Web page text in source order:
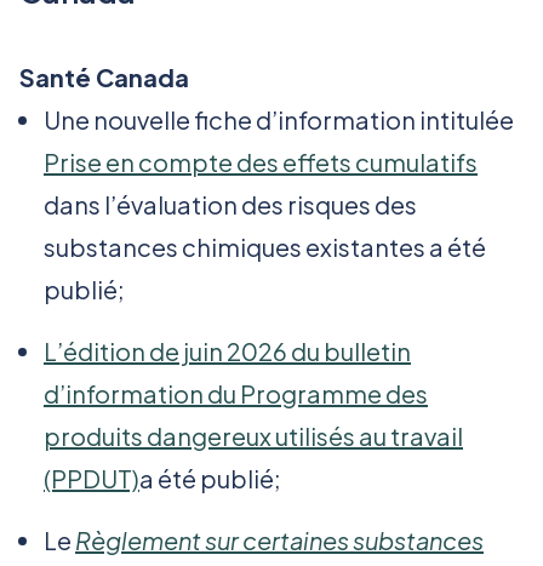
Santé Canada
Une nouvelle fiche d’information intitulée
Prise en compte des effets cumulatifs
dans l’évaluation des risques des
substances chimiques existantes a été
publié;
L’édition de juin 2026 du bulletin
d’information du Programme des
produits dangereux utilisés au travail
(PPDUT)a été publié;
Le Règlement sur certaines substances